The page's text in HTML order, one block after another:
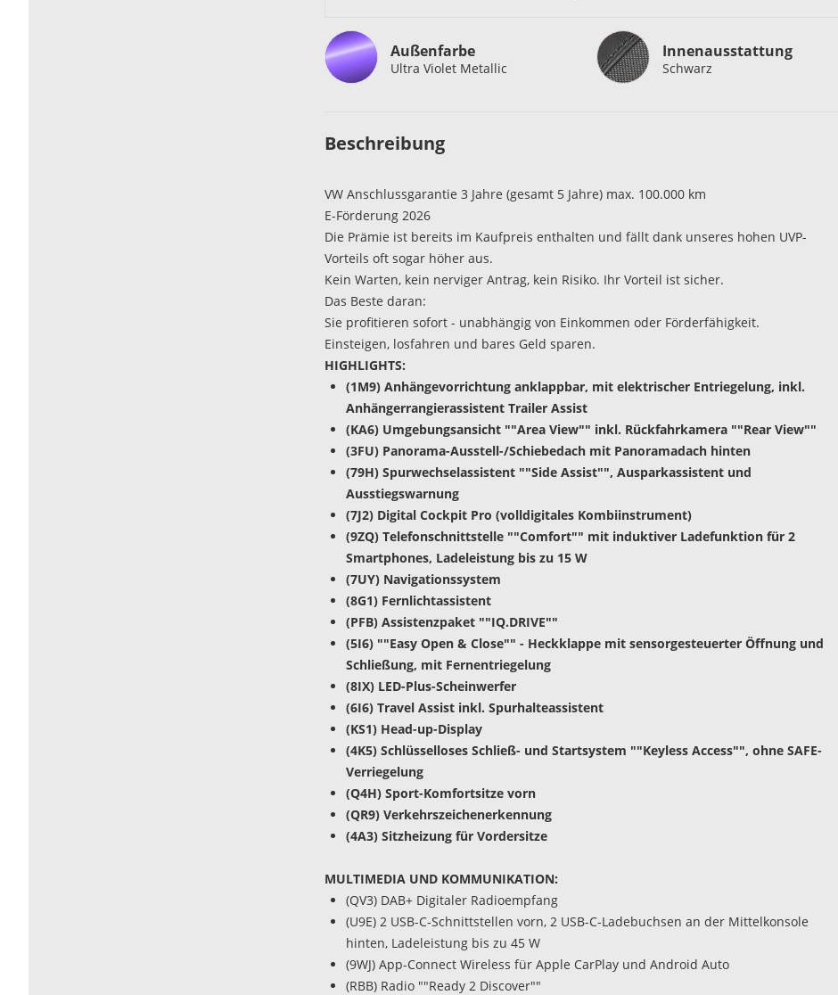
Außenfarbe
Ultra Violet Metallic
Innenausstattung
Innenausstattung
Schwarz
Beschreibung
VW Anschlussgarantie 3 Jahre (gesamt 5 Jahre) max. 100.000 km
E-Förderung 2026
Die Prämie ist bereits im Kaufpreis enthalten und fällt dank unseres hohen UVP-
Vorteils oft sogar höher aus.
Kein Warten, kein nerviger Antrag, kein Risiko. Ihr Vorteil ist sicher.
Das Beste daran:
Sie profitieren sofort - unabhängig von Einkommen oder Förderfähigkeit.
Einsteigen, losfahren und bares Geld sparen.
HIGHLIGHTS:
(1M9) Anhängevorrichtung anklappbar, mit elektrischer Entriegelung, inkl.
Anhängerrangierassistent Trailer Assist
(KA6) Umgebungsansicht ""Area View"" inkl. Rückfahrkamera ""Rear View""
(3FU) Panorama-Ausstell-/Schiebedach mit Panoramadach hinten
(79H) Spurwechselassistent ""Side Assist"", Ausparkassistent und
Ausstiegswarnung
(7J2) Digital Cockpit Pro (volldigitales Kombiinstrument)
(9ZQ) Telefonschnittstelle ""Comfort"" mit induktiver Ladefunktion für 2
Smartphones, Ladeleistung bis zu 15 W
(7UY) Navigationssystem
(8G1) Fernlichtassistent
(PFB) Assistenzpaket ""IQ.DRIVE""
(5I6) ""Easy Open & Close"" - Heckklappe mit sensorgesteuerter Öffnung und
Schließung, mit Fernentriegelung
(8IX) LED-Plus-Scheinwerfer
(6I6) Travel Assist inkl. Spurhalteassistent
(KS1) Head-up-Display
(4K5) Schlüsselloses Schließ- und Startsystem ""Keyless Access"", ohne SAFE-
Verriegelung
(Q4H) Sport-Komfortsitze vorn
(QR9) Verkehrszeichenerkennung
(4A3) Sitzheizung für Vordersitze
MULTIMEDIA UND KOMMUNIKATION:
(QV3) DAB+ Digitaler Radioempfang
(U9E) 2 USB-C-Schnittstellen vorn, 2 USB-C-Ladebuchsen an der Mittelkonsole
hinten, Ladeleistung bis zu 45 W
(9WJ) App-Connect Wireless für Apple CarPlay und Android Auto
(RBB) Radio ""Ready 2 Discover""